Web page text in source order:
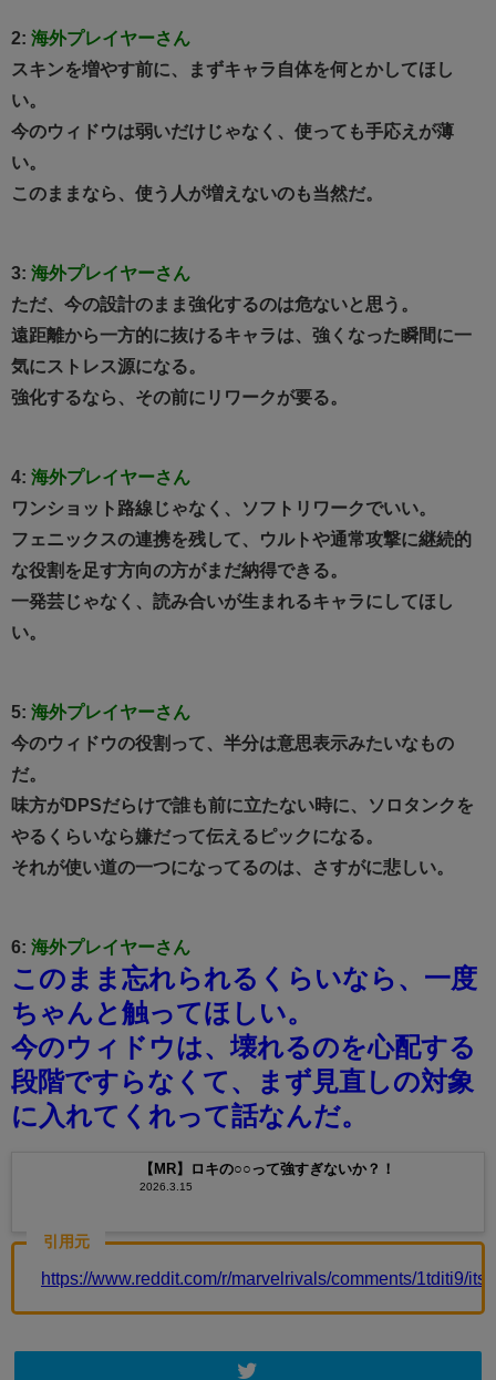
2: 海外プレイヤーさん
スキンを増やす前に、まずキャラ自体を何とかしてほし
い。
今のウィドウは弱いだけじゃなく、使っても手応えが薄
い。
このままなら、使う人が増えないのも当然だ。
3: 海外プレイヤーさん
ただ、今の設計のまま強化するのは危ないと思う。
遠距離から一方的に抜けるキャラは、強くなった瞬間に一
気にストレス源になる。
強化するなら、その前にリワークが要る。
4: 海外プレイヤーさん
ワンショット路線じゃなく、ソフトリワークでいい。
フェニックスの連携を残して、ウルトや通常攻撃に継続的
な役割を足す方向の方がまだ納得できる。
一発芸じゃなく、読み合いが生まれるキャラにしてほし
い。
5: 海外プレイヤーさん
今のウィドウの役割って、半分は意思表示みたいなもの
だ。
味方がDPSだらけで誰も前に立たない時に、ソロタンクを
やるくらいなら嫌だって伝えるピックになる。
それが使い道の一つになってるのは、さすがに悲しい。
6: 海外プレイヤーさん
このまま忘れられるくらいなら、一度
ちゃんと触ってほしい。
今のウィドウは、壊れるのを心配する
段階ですらなくて、まず見直しの対象
に入れてくれって話なんだ。
【MR】ロキの○○って強すぎないか？！
2026.3.15
引用元
https://www.reddit.com/r/marvelrivals/comments/1tditi9/